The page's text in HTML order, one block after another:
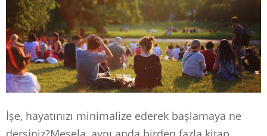
İşe, hayatınızı minimalize ederek başlamaya ne